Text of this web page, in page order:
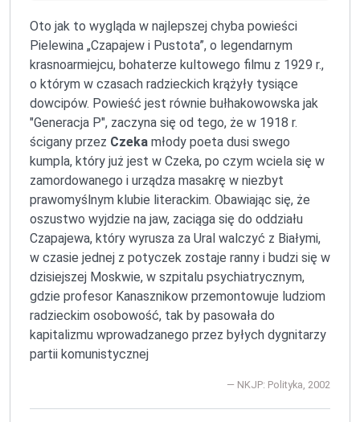
Oto jak to wygląda w najlepszej chyba powieści
Pielewina „Czapajew i Pustota”, o legendarnym
krasnoarmiejcu, bohaterze kultowego filmu z 1929 r.,
o którym w czasach radzieckich krążyły tysiące
dowcipów. Powieść jest równie bułhakowowska jak
"Generacja P", zaczyna się od tego, że w 1918 r.
ścigany przez Czeka młody poeta dusi swego
kumpla, który już jest w Czeka, po czym wciela się w
zamordowanego i urządza masakrę w niezbyt
prawomyślnym klubie literackim. Obawiając się, że
oszustwo wyjdzie na jaw, zaciąga się do oddziału
Czapajewa, który wyrusza za Ural walczyć z Białymi,
w czasie jednej z potyczek zostaje ranny i budzi się w
dzisiejszej Moskwie, w szpitalu psychiatrycznym,
gdzie profesor Kanasznikow przemontowuje ludziom
radzieckim osobowość, tak by pasowała do
kapitalizmu wprowadzanego przez byłych dygnitarzy
partii komunistycznej
NKJP: Polityka, 2002